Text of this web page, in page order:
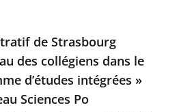
de Strasbourg
des collégiens dans le
d’études intégrées »
Sciences Po